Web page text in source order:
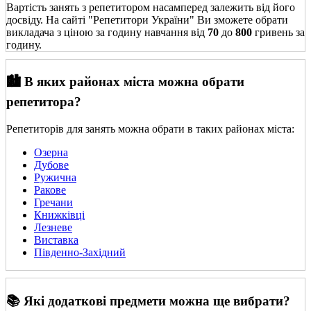
Вартість занять з репетитором насамперед залежить від його
досвіду. На сайті "Репетитори України" Ви зможете обрати
викладача з ціною за годину навчання від 70 до 800 гривень за
годину.
🏙️ В яких районах міста можна обрати
репетитора?
Репетиторів для занять можна обрати в таких районах міста:
Озерна
Дубове
Ружична
Ракове
Гречани
Книжківці
Лезневе
Виставка
Південно-Західний
📚 Які додаткові предмети можна ще вибрати?